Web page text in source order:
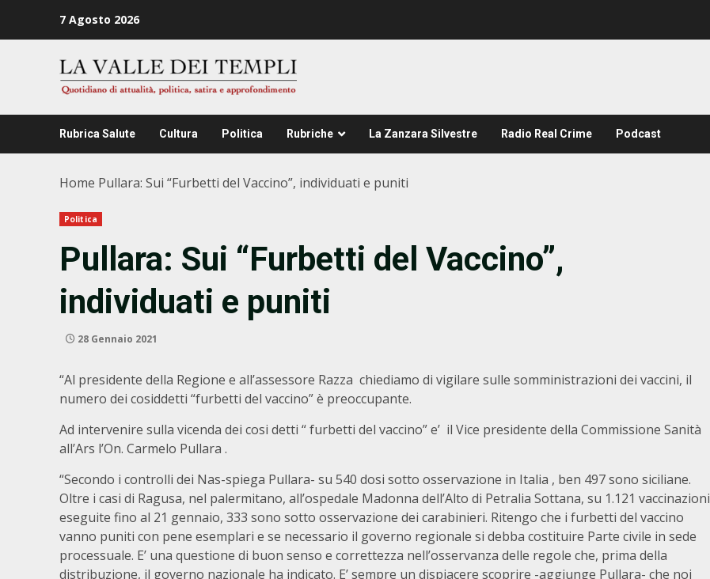
7 Agosto 2026
Rubrica Salute Cultura Politica Rubriche La Zanzara Silvestre Radio Real Crime Podcast
Home Pullara: Sui “Furbetti del Vaccino”, individuati e puniti
Politica
Pullara: Sui “Furbetti del Vaccino”,
individuati e puniti
28 Gennaio 2021
“Al presidente della Regione e all’assessore Razza chiediamo di vigilare sulle somministrazioni dei vaccini, il
numero dei cosiddetti “furbetti del vaccino” è preoccupante.
Ad intervenire sulla vicenda dei cosi detti “ furbetti del vaccino” e’ il Vice presidente della Commissione Sanità
all’Ars l’On. Carmelo Pullara .
“Secondo i controlli dei Nas-spiega Pullara- su 540 dosi sotto osservazione in Italia , ben 497 sono siciliane.
Oltre i casi di Ragusa, nel palermitano, all’ospedale Madonna dell’Alto di Petralia Sottana, su 1.121 vaccinazioni
eseguite fino al 21 gennaio, 333 sono sotto osservazione dei carabinieri. Ritengo che i furbetti del vaccino
vanno puniti con pene esemplari e se necessario il governo regionale si debba costituire Parte civile in sede
processuale. E’ una questione di buon senso e correttezza nell’osservanza delle regole che, prima della
distribuzione, il governo nazionale ha indicato. E’ sempre un dispiacere scoprire -aggiunge Pullara- che noi